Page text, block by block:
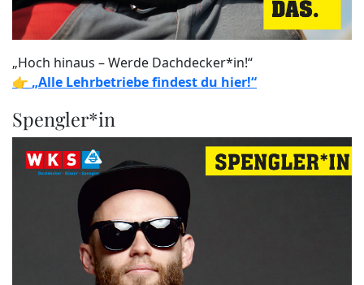
„Hoch hinaus – Werde Dachdecker*in!“
👉 „Alle Lehrbetriebe findest du hier!“
Spengler*in